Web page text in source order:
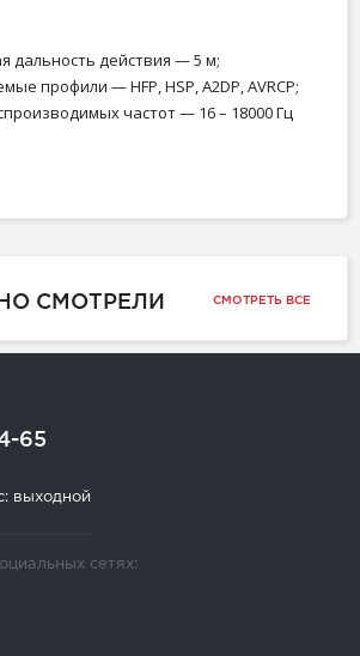
дальность действия — 5 м;
профили — HFP, HSP, A2DP, AVRCP;
частот — 16 – 18000 Гц
СМОТРЕЛИ СМОТРЕТЬ ВСЕ
65
выходной
сетях: